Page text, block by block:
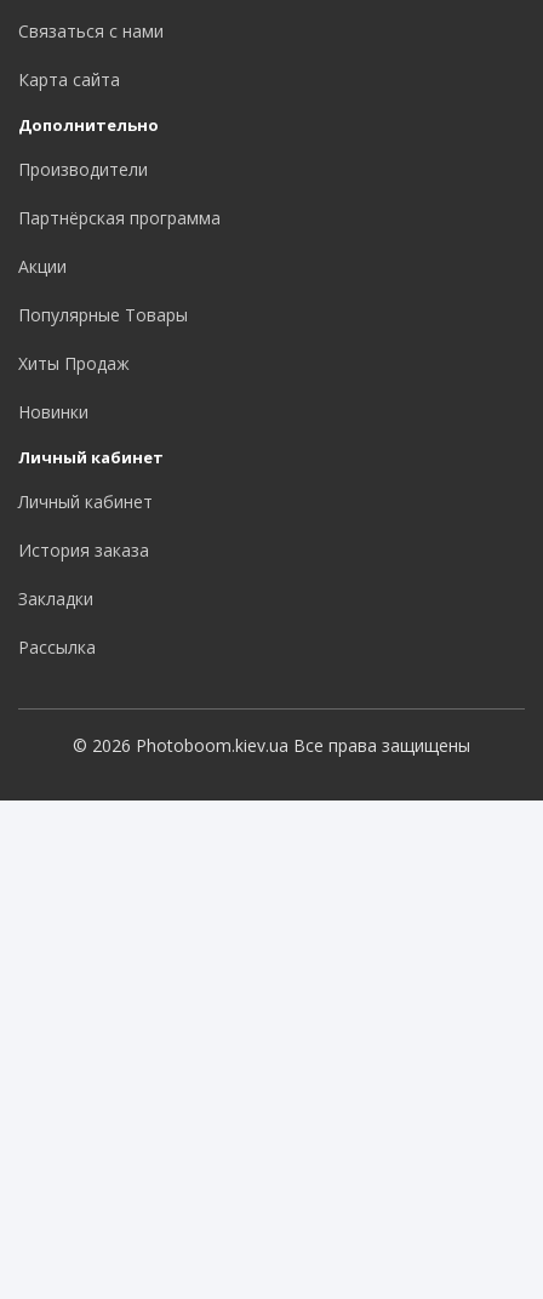
Связаться с нами
Карта сайта
Дополнительно
Производители
Партнёрская программа
Акции
Популярные Товары
Хиты Продаж
Новинки
Личный кабинет
Личный кабинет
История заказа
Закладки
Рассылка
© 2026 Photoboom.kiev.ua Все права защищены